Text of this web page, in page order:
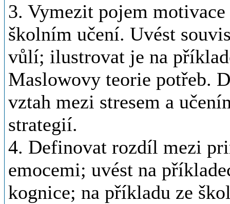
3. Vymezit pojem
školním učení. Uvést
vůlí; ilustrovat je na
Maslowovy teorie potřeb.
vztah mezi stresem a
strategií.
4. Definovat rozdíl mezi
emocemi; uvést na
kognice; na příkladu ze